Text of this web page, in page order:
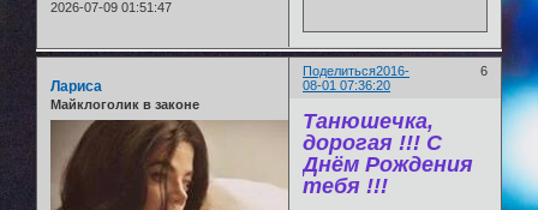
2026-07-09 01:51:47
Поделиться 6
2016-
08-01 07:36:20
Лариса
Майклоголик в законе
Танюшечка,
дорогая !!! С
Днём Рождения
тебя !!!